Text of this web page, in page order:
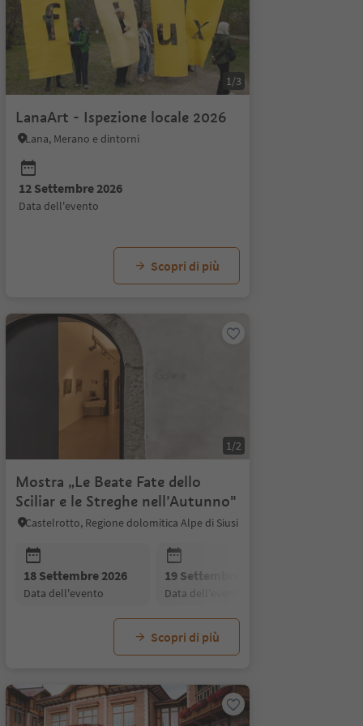
1/3
LanaArt - Ispezione locale 2026
Lana, Merano e dintorni
12 Settembre 2026
data dell'evento
Scopri di più
17 Settembre 2026
data dell'evento
18 Settembre 2026
data dell'evento
1/2
Mostra „Le Beate Fate dello
Sciliar e le Streghe nell’Autunno"
Castelrotto, Regione dolomitica Alpe di Siusi
18 Settembre 2026
data dell'evento
19 Settembre 2026
data dell'evento
Scopri di più